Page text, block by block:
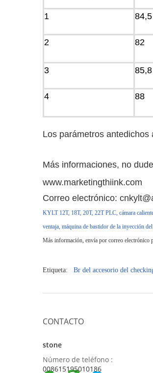
1 84,5
2 82
3 85,8
4 88
Los parámetros
Más informaciones, no
www.marketingthiink.com
Correo electrónico:
KYLT 12T, 18T, 20T, 22T PLC, cámara
ventaja, máquina de bastidor de la inyección
Más información, envía por correo electrónico
Etiqueta: Br del accesorio del
CONTACTO
stone
Número de teléfono :
008615195010186